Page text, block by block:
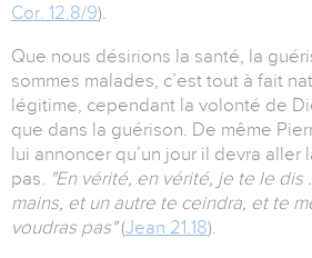
Cor. 12.8/9).
Que nous désirions la santé, la
sommes malades, c’est tout à fait
légitime, cependant la volonté de
que dans la guérison. De même
lui annoncer qu’un jour il devra aller
pas.
"En vérité, en vérité, je te le
mains, et un autre te ceindra, et te
voudras pas"(Jean 21.18).